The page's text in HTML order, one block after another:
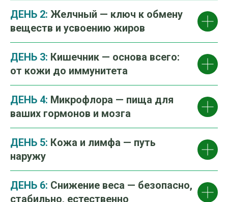
ДЕНЬ 2: Желчный — ключ к обмену
веществ и усвоению жиров
ДЕНЬ 3: Кишечник — основа всего:
от кожи до иммунитета
ДЕНЬ 4: Микрофлора — пища для
ваших гормонов и мозга
ДЕНЬ 5: Кожа и лимфа — путь
наружу
ДЕНЬ 6: Снижение веса — безопасно,
стабильно, естественно